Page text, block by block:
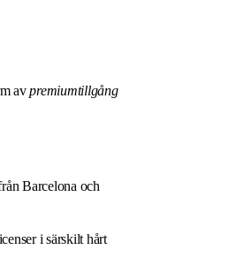
avpremiumtillgång
Barcelona och
i särskilt hårt